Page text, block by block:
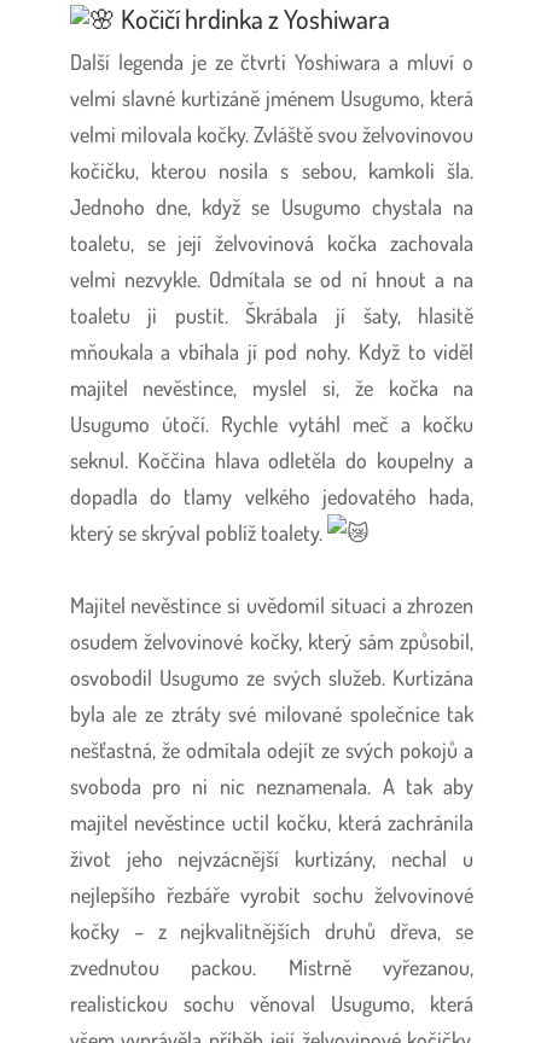
Kočičí hrdinka z Yoshiwara
Další legenda je ze čtvrti Yoshiwara a mluví o
velmi slavné kurtizáně jménem Usugumo, která
velmi milovala kočky. Zvláště svou želvovinovou
kočičku, kterou nosila s sebou, kamkoli šla.
Jednoho dne, když se Usugumo chystala na
toaletu, se její želvovinová kočka zachovala
velmi nezvykle. Odmítala se od ní hnout a na
toaletu ji pustit. Škrábala jí šaty, hlasitě
mňoukala a vbíhala jí pod nohy. Když to viděl
majitel nevěstince, myslel si, že kočka na
Usugumo útočí. Rychle vytáhl meč a kočku
seknul. Koččina hlava odletěla do koupelny a
dopadla do tlamy velkého jedovatého hada,
který se skrýval poblíž toalety.
Majitel nevěstince si uvědomil situaci a zhrozen
osudem želvovinové kočky, který sám způsobil,
osvobodil Usugumo ze svých služeb. Kurtizána
byla ale ze ztráty své milované společnice tak
nešťastná, že odmítala odejít ze svých pokojů a
svoboda pro ni nic neznamenala. A tak aby
majitel nevěstince uctil kočku, která zachránila
život jeho nejvzácnější kurtizány, nechal u
nejlepšího řezbáře vyrobit sochu želvovinové
kočky – z nejkvalitnějších druhů dřeva, se
zvednutou packou. Mistrně vyřezanou,
realistickou sochu věnoval Usugumo, která